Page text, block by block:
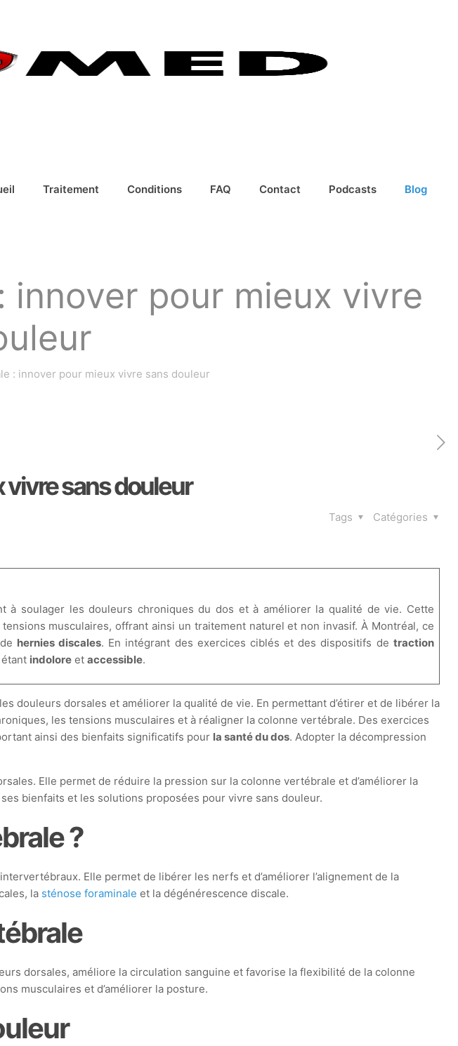
Traitement Conditions FAQ Contact Podcasts Blog
pour mieux vivre
: innover pour mieux vivre sans douleur
sans douleur
Catégories
Tags
à soulager les douleurs chroniques du dos et à améliorer la qualité de vie. Cette
musculaires, offrant ainsi un traitement naturel et non invasif. À Montréal, ce
hernies discales. En intégrant des exercices ciblés et des dispositifs de traction
indoloreet accessible.
douleurs dorsales et améliorer la qualité de vie. En permettant d’étirer et de libérer la
les tensions musculaires et à réaligner la colonne vertébrale. Des exercices
ainsi des bienfaits significatifs pour la santé du dos. Adopter la décompression
Elle permet de réduire la pression sur la colonne vertébrale et d’améliorer la
bienfaits et les solutions proposées pour vivre sans douleur.
?
Elle permet de libérer les nerfs et d’améliorer l’alignement de la
la sténose foraminale et la dégénérescence discale.
dorsales, améliore la circulation sanguine et favorise la flexibilité de la colonne
musculaires et d’améliorer la posture.